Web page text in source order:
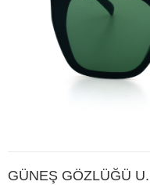
GÜNEŞ GÖZLÜĞÜ